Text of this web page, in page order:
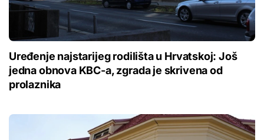
Uređenje najstarijeg rodilišta u Hrvatskoj: Još
jedna obnova KBC-a, zgrada je skrivena od
prolaznika